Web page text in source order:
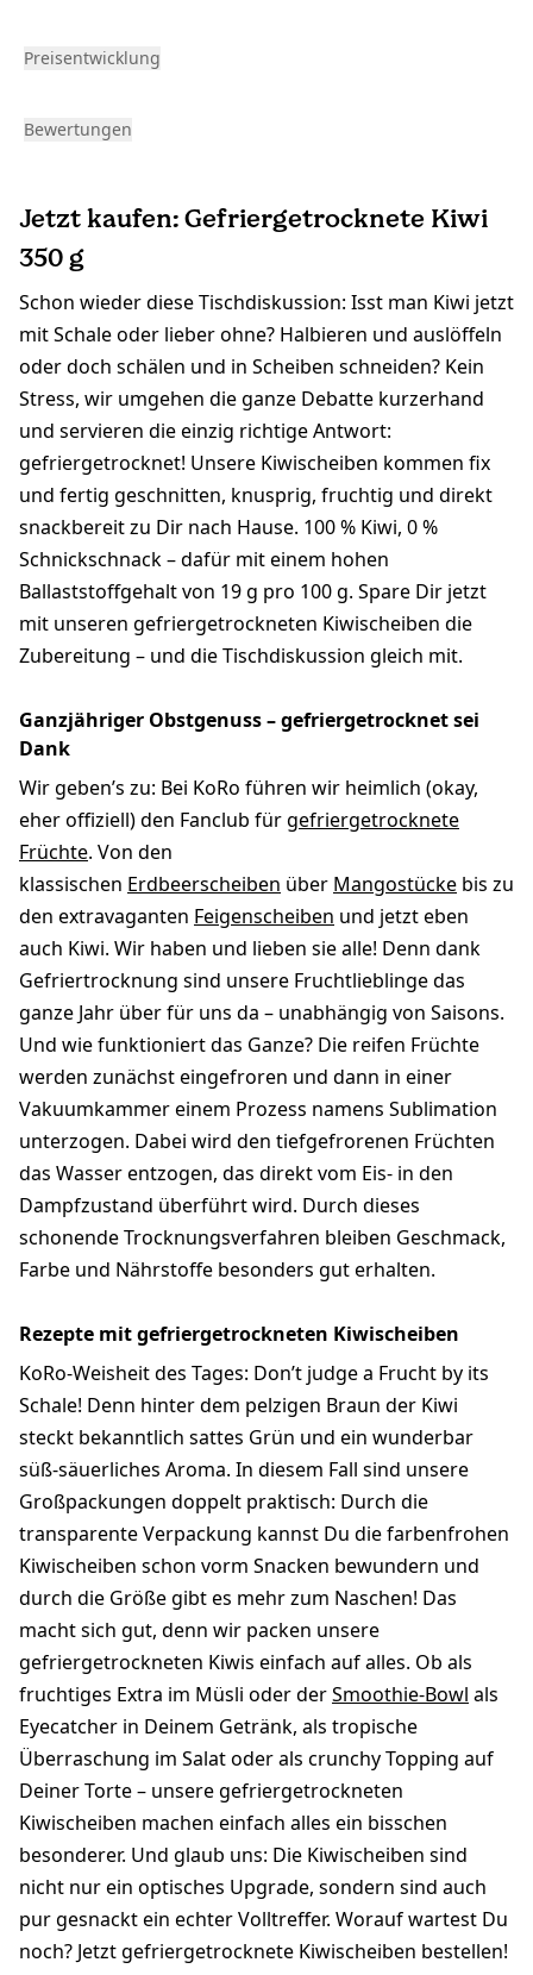
Preisentwicklung
Bewertungen
Jetzt kaufen: Gefriergetrocknete Kiwi
350 g
Schon wieder diese Tischdiskussion: Isst man Kiwi jetzt
mit Schale oder lieber ohne? Halbieren und auslöffeln
oder doch schälen und in Scheiben schneiden? Kein
Stress, wir umgehen die ganze Debatte kurzerhand
und servieren die einzig richtige Antwort:
gefriergetrocknet! Unsere Kiwischeiben kommen fix
und fertig geschnitten, knusprig, fruchtig und direkt
snackbereit zu Dir nach Hause. 100 % Kiwi, 0 %
Schnickschnack – dafür mit einem hohen
Ballaststoffgehalt von 19 g pro 100 g. Spare Dir jetzt
mit unseren gefriergetrockneten Kiwischeiben die
Zubereitung – und die Tischdiskussion gleich mit.
Ganzjähriger Obstgenuss – gefriergetrocknet sei
Dank
Wir geben’s zu: Bei KoRo führen wir heimlich (okay,
eher offiziell) den Fanclub fürgefriergetrocknete
Früchte. Von den
klassischen Erdbeerscheiben über Mangostücke bis zu
den extravaganten Feigenscheiben und jetzt eben
auch Kiwi. Wir haben und lieben sie alle! Denn dank
Gefriertrocknung sind unsere Fruchtlieblinge das
ganze Jahr über für uns da – unabhängig von Saisons.
Und wie funktioniert das Ganze? Die reifen Früchte
werden zunächst eingefroren und dann in einer
Vakuumkammer einem Prozess namens Sublimation
unterzogen. Dabei wird den tiefgefrorenen Früchten
das Wasser entzogen, das direkt vom Eis- in den
Dampfzustand überführt wird. Durch dieses
schonende Trocknungsverfahren bleiben Geschmack,
Farbe und Nährstoffe besonders gut erhalten.
Rezepte mit gefriergetrockneten Kiwischeiben
KoRo-Weisheit des Tages: Don’t judge a Frucht by its
Schale! Denn hinter dem pelzigen Braun der Kiwi
steckt bekanntlich sattes Grün und ein wunderbar
süß-säuerliches Aroma. In diesem Fall sind unsere
Großpackungen doppelt praktisch: Durch die
transparente Verpackung kannst Du die farbenfrohen
Kiwischeiben schon vorm Snacken bewundern und
durch die Größe gibt es mehr zum Naschen! Das
macht sich gut, denn wir packen unsere
gefriergetrockneten Kiwis einfach auf alles. Ob als
fruchtiges Extra im Müsli oder derSmoothie-Bowl als
Eyecatcher in Deinem Getränk, als tropische
Überraschung im Salat oder als crunchy Topping auf
Deiner Torte – unsere gefriergetrockneten
Kiwischeiben machen einfach alles ein bisschen
besonderer. Und glaub uns: Die Kiwischeiben sind
nicht nur ein optisches Upgrade, sondern sind auch
pur gesnackt ein echter Volltreffer. Worauf wartest Du
noch? Jetzt gefriergetrocknete Kiwischeiben bestellen!